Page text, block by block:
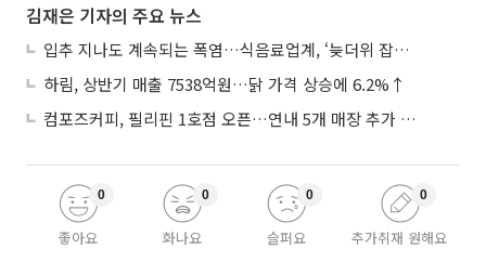
김재은 기자의 주요 뉴스
입추 지나도 계속되는 폭염…식음료업계, ‘늦더위 잡기’ 전력 투구
하림, 상반기 매출 7538억원…닭 가격 상승에 6.2%↑
컴포즈커피, 필리핀 1호점 오픈…연내 5개 매장 추가 출점
좋아요
0
화나요
0
슬퍼요
0
추가취재 원해요
0